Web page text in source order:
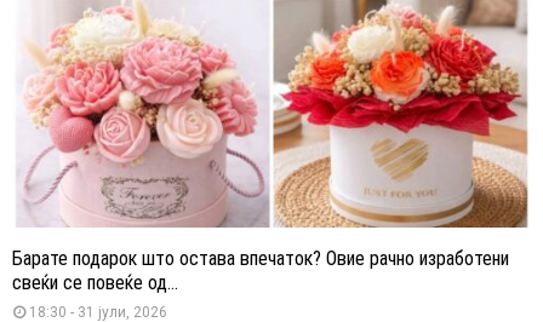
Барате подарок што остава впечаток? Овие рачно изработени
свеќи се повеќе од...
18:30 - 31 јули, 2026